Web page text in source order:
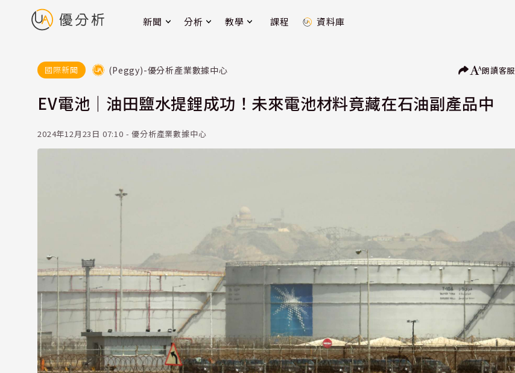
新聞 分析 教學 課程 資料庫
國際新聞 (Peggy)-優分析產業數據中心 朗讀客服
EV電池｜油田鹽水提鋰成功！未來電池材料竟藏在石油副產品中
2024年12月23日 07:10 - 優分析產業數據中心